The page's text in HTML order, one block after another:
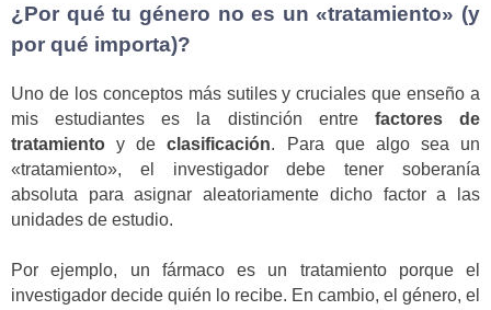
¿Por qué tu género no es un «tratamiento» (y
por qué importa)?
Uno de los conceptos más sutiles y cruciales que enseño a
mis estudiantes es la distinción entre factores de
tratamiento y declasificación. Para que algo sea un
«tratamiento», el investigador debe tener soberanía
absoluta para asignar aleatoriamente dicho factor a las
unidades de estudio.
Por ejemplo, un fármaco es un tratamiento porque el
investigador decide quién lo recibe. En cambio, el género, el